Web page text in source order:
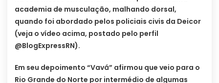
academia de musculação, malhando dorsal,
quando foi abordado pelos policiais civis da Deicor
(veja o vídeo acima, postado pelo perfil
@BlogExpressRN).
Em seu depoimento “Vavá” afirmou que veio para o
Rio Grande do Norte por intermédio de algumas